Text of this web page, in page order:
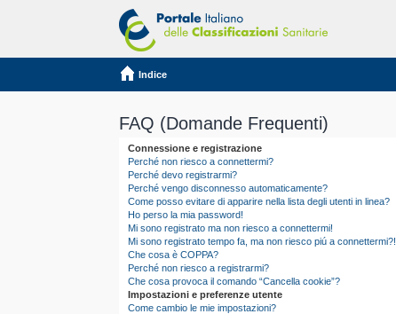
Indice
FAQ (Domande Frequenti)
Connessione e registrazione
Perché non riesco a connettermi?
Perché devo registrarmi?
Perché vengo disconnesso automaticamente?
Come posso evitare di apparire nella lista degli utenti in linea?
Ho perso la mia password!
Mi sono registrato ma non riesco a connettermi!
Mi sono registrato tempo fa, ma non riesco piú a connettermi?!
Che cosa è COPPA?
Perché non riesco a registrarmi?
Che cosa provoca il comando “Cancella cookie”?
Impostazioni e preferenze utente
Come cambio le mie impostazioni?